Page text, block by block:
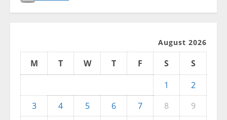
August 2026
M T W T F S
S
1
2
3
4 5 6 7 8
9